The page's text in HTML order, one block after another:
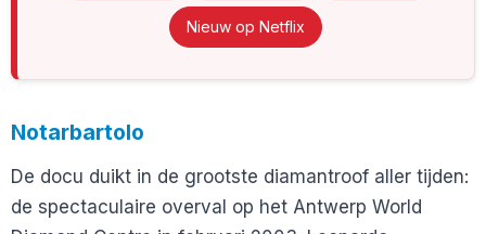
Nieuw op Netflix
Notarbartolo
De docu duikt in de grootste diamantroof aller tijden:
de spectaculaire overval op het Antwerp World